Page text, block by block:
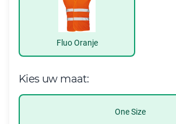
Fluo Oranje
Kies uw maat:
One Size